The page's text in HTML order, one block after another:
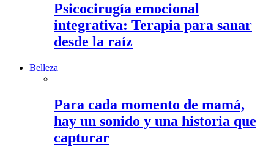
Psicocirugía emocional
integrativa: Terapia para sanar
desde la raíz
Belleza
Para cada momento de mamá,
hay un sonido y una historia que
capturar